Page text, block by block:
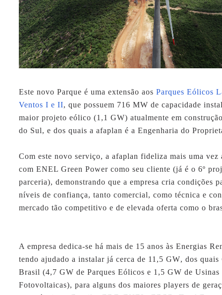
Este novo Parque é uma extensão aos Parques Eólicos
Ventos I e II, que possuem 716 MW de capacidade
maior projeto eólico (1,1 GW) atualmente em
do Sul, e dos quais a afaplan é a Engenharia do
Com este novo serviço, a afaplan fideliza mais uma vez
com ENEL Green Power como seu cliente (já é o 6º
parceria), demonstrando que a empresa cria condições
níveis de confiança, tanto comercial, como técnica e
mercado tão competitivo e de elevada oferta como o
A empresa dedica-se há mais de 15 anos às Energias
tendo ajudado a instalar já cerca de 11,5 GW, dos quais
Brasil (4,7 GW de Parques Eólicos e 1,5 GW de Usinas
Fotovoltaicas), para alguns dos maiores players de